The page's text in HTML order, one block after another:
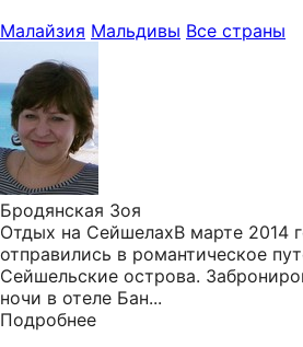
Малайзия Мальдивы Все страны
Бродянская Зоя
Отдых на СейшелахВ марте 2014
отправились в романтическое
Сейшельские острова.
ночи в отеле Бан...
Подробнее